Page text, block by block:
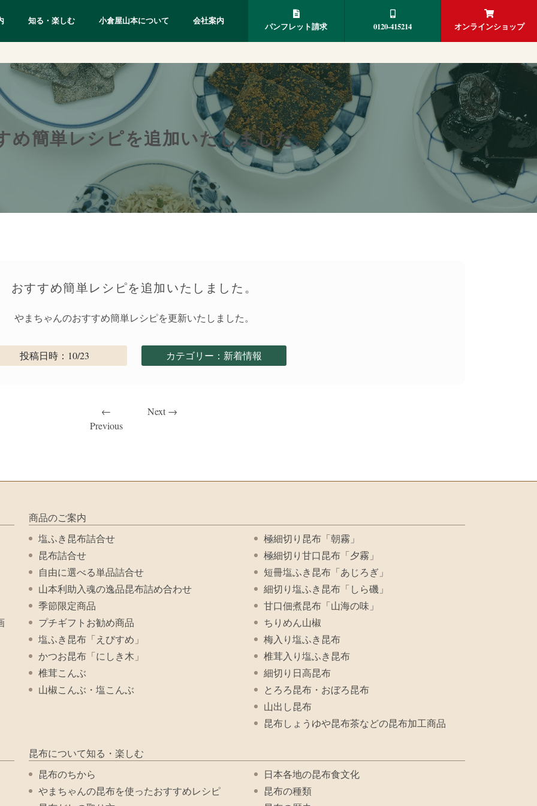
知る・楽しむ 小倉屋山本について 会社案内
パンフレット請求 0120-415214 オンラインショップ
め簡単レシピを追加いたしました。
おすすめ簡単レシピを追加いたしました。
やまちゃんのおすすめ簡単レシピを更新いたしました。
投稿日時：10/23 カテゴリー： 新着情報
←
Previous
Next →
商品のご案内
塩ふき昆布詰合せ
昆布詰合せ
自由に選べる単品詰合せ
山本利助入魂の逸品昆布詰め合わせ
季節限定商品
プチギフトお勧め商品
塩ふき昆布「えびすめ」
かつお昆布「にしき木」
椎茸こんぶ
山椒こんぶ・塩こんぶ
極細切り昆布「朝霧」
極細切り甘口昆布「夕霧」
短冊塩ふき昆布「あじろぎ」
細切り塩ふき昆布「しら磯」
甘口佃煮昆布「山海の味」
ちりめん山椒
梅入り塩ふき昆布
椎茸入り塩ふき昆布
細切り日高昆布
とろろ昆布・おぼろ昆布
山出し昆布
昆布しょうゆや昆布茶などの昆布加工商品
昆布について知る・楽しむ
昆布のちから
やまちゃんの昆布を使ったおすすめレシピ
日本各地の昆布食文化
昆布の種類